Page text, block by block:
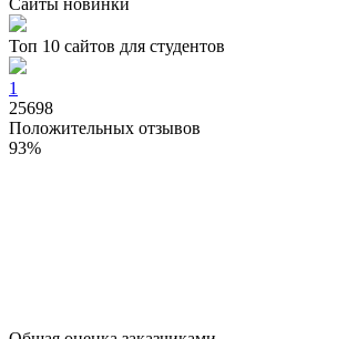
Сайты новинки
Топ 10 сайтов для студентов
1
25698
Положительных отзывов
93%